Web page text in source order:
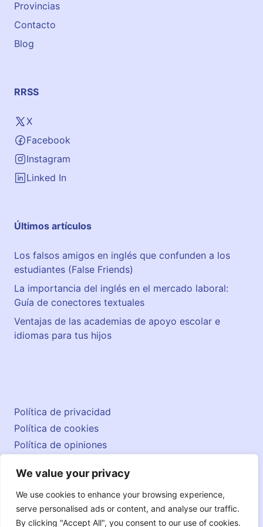
We value your privacy
We use cookies to enhance your browsing experience,
serve personalised ads or content, and analyse our traffic.
By clicking "Accept All", you consent to our use of cookies.
Provincias
Contacto
Blog
RRSS
X
Facebook
Instagram
Linked In
Últimos artículos
Los falsos amigos en inglés que confunden a los
estudiantes (False Friends)
La importancia del inglés en el mercado laboral:
Guía de conectores textuales
Ventajas de las academias de apoyo escolar e
idiomas para tus hijos
© 2026 englishatlas.es
Política de privacidad
Política de cookies
Política de opiniones
Contacto